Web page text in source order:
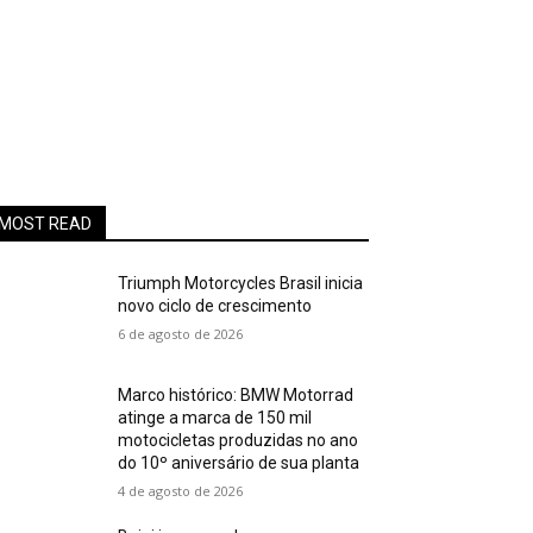
MOST READ
Triumph Motorcycles Brasil inicia
novo ciclo de crescimento
6 de agosto de 2026
Marco histórico: BMW Motorrad
atinge a marca de 150 mil
motocicletas produzidas no ano
do 10º aniversário de sua planta
4 de agosto de 2026